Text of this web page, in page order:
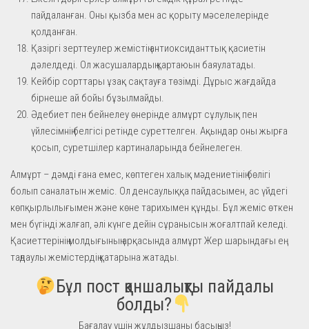
пайдаланған. Оны қызба мен ас қорыту мәселелерінде
қолданған.
Қазіргі зерттеулер жемістің антиоксиданттық қасиетін
дәлелдеді. Ол жасушалардың қартаюын баяулатады.
Кейбір сорттары ұзақ сақтауға төзімді. Дұрыс жағдайда
бірнеше ай бойы бұзылмайды.
Әдебиет пен бейнелеу өнерінде алмұрт сұлулық пен
үйлесімнің белгісі ретінде суреттелген. Ақындар оны жырға
қосып, суретшілер картиналарында бейнелеген.
Алмұрт – дәмді ғана емес, көптеген халық мәдениетінің бөлігі
болып саналатын жеміс. Ол денсаулыққа пайдасымен, ас үйдегі
көпқырлылығымен және көне тарихымен құнды. Бұл жеміс өткен
мен бүгінді жалғап, әлі күнге дейін сұранысын жоғалтпай келеді.
Қасиеттерінің молдығының арқасында алмұрт Жер шарындағы ең
таңдаулы жемістердің қатарына жатады.
Бұл пост қаншалықты пайдалы
болды?
Бағалау үшін жұлдызшаны басыңыз!